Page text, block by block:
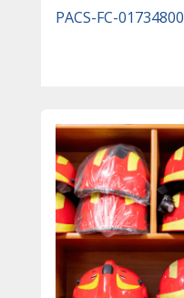
PACS-FC-01734800